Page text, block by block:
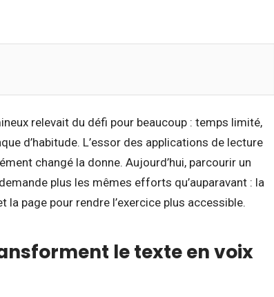
relevait du défi pour beaucoup : temps limité,
d’habitude. L’essor des applications de lecture
changé la donne. Aujourd’hui, parcourir un
plus les mêmes efforts qu’auparavant : la
page pour rendre l’exercice plus accessible.
le texte en voix